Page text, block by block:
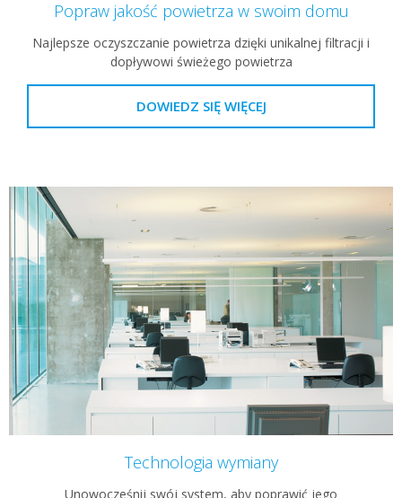
Popraw jakość powietrza w swoim domu
Najlepsze oczyszczanie powietrza dzięki unikalnej filtracji i
dopływowi świeżego powietrza
DOWIEDZ SIĘ WIĘCEJ
Technologia wymiany
Unowocześnij swój system, aby poprawić jego